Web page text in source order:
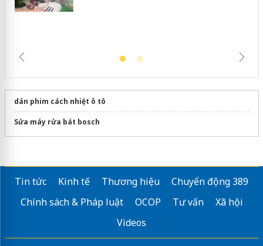
dán phim cách nhiệt ô tô
Sửa máy rửa bát bosch
Tin tức Kinh tế Thương hiệu
Chuyển động 389
Chính sách & Pháp luật
OCOP Tư vấn
Xã hội
Videos